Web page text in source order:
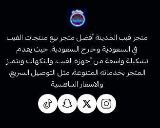
متجر فيب المدينة أفضل متجر بيع منتجات الفيب
في السعودية وخارج السعودية، حيث يقدم
تشكيلة واسعة من أجهزة الفيب، والنكهات ويتميز
المتجر بخدماته المتنوعة، مثل التوصيل السريع،
والاسعار التنافسية